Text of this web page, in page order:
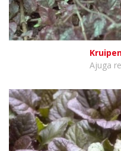
Ajuga